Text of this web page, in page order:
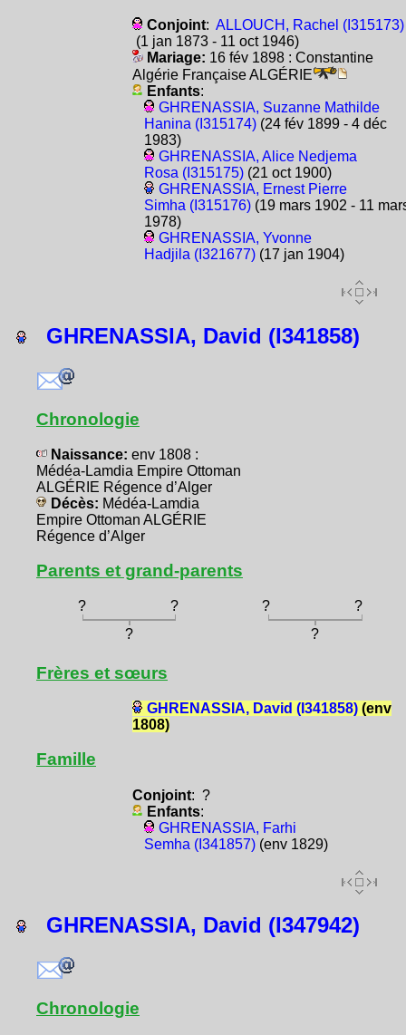
Conjoint: ALLOUCH, Rachel (I315173)
(1 jan 1873 - 11 oct 1946)
Mariage: 16 fév 1898 : Constantine
Algérie Française ALGÉRIE
Enfants:
GHRENASSIA, Suzanne Mathilde
Hanina (I315174)(24 fév 1899 - 4 déc
1983)
GHRENASSIA, Alice Nedjema
Rosa (I315175)(21 oct 1900)
GHRENASSIA, Ernest Pierre
Simha (I315176)(19 mars 1902 - 11
1978)
GHRENASSIA, Yvonne
Hadjila (I321677)(17 jan 1904)
GHRENASSIA, David (I341858)
Chronologie
Naissance: env 1808 :
Médéa-Lamdia Empire Ottoman
ALGÉRIE Régence d’Alger
Décès: Médéa-Lamdia
Empire Ottoman ALGÉRIE
Régence d’Alger
Parents et grand-parents
? ? ?
?
?
?
Frères et sœurs
GHRENASSIA, David (I341858)(env
1808)
Famille
Conjoint: ?
Enfants:
GHRENASSIA, Farhi
Semha (I341857)(env 1829)
GHRENASSIA, David (I347942)
Chronologie